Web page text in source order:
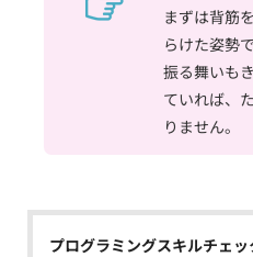
まずは背筋
らけた姿勢
振る舞いも
ていれば、
りません。
プログラミングスキルチェッ